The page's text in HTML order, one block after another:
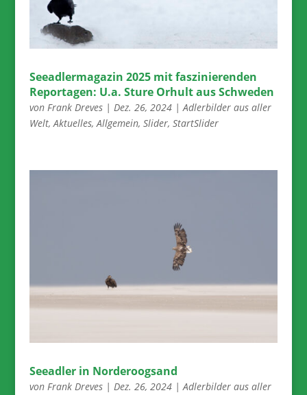
Seeadlermagazin 2025 mit faszinierenden
Reportagen: U.a. Sture Orhult aus Schweden
von Frank Dreves| Dez. 26, 2024|Adlerbilder aus aller
Welt,Aktuelles,Allgemein, Slider, StartSlider
Seeadler in Norderoogsand
von Frank Dreves| Dez. 26, 2024|Adlerbilder aus aller